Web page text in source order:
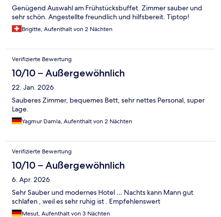
Genügend Auswahl am Frühstücksbuffet. Zimmer sauber und
sehr schön. Angestellte freundlich und hilfsbereit. Tiptop!
Brigitte, Aufenthalt von 2 Nächten
Verifizierte Bewertung
10/10 – Außergewöhnlich
22. Jan. 2026
Sauberes Zimmer, bequemes Bett, sehr nettes Personal, super
Lage.
Yagmur Damla, Aufenthalt von 2 Nächten
Verifizierte Bewertung
10/10 – Außergewöhnlich
6. Apr. 2026
Sehr Sauber und modernes Hotel … Nachts kann Mann gut
schlafen , weil es sehr ruhig ist . Empfehlenswert
Mesut, Aufenthalt von 3 Nächten